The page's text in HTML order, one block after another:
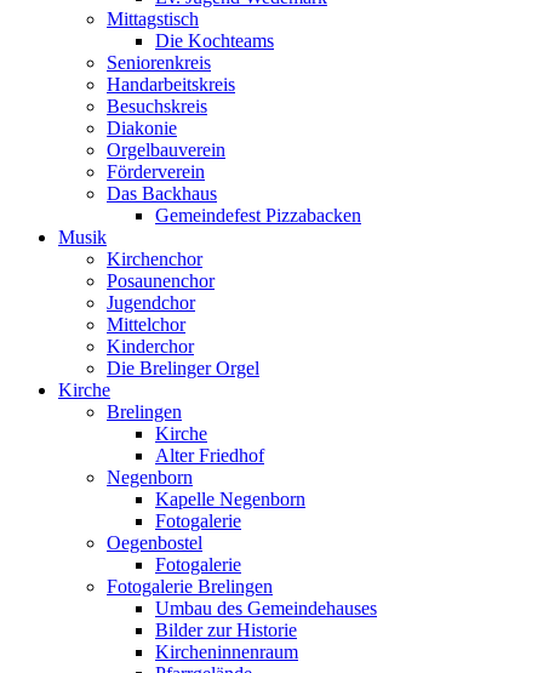
Mittagstisch
Die Kochteams
Seniorenkreis
Handarbeitskreis
Besuchskreis
Diakonie
Orgelbauverein
Förderverein
Das Backhaus
Gemeindefest Pizzabacken
Musik
Kirchenchor
Posaunenchor
Jugendchor
Mittelchor
Kinderchor
Die Brelinger Orgel
Kirche
Brelingen
Kirche
Alter Friedhof
Negenborn
Kapelle Negenborn
Fotogalerie
Oegenbostel
Fotogalerie
Fotogalerie Brelingen
Umbau des Gemeindehauses
Bilder zur Historie
Kircheninnenraum